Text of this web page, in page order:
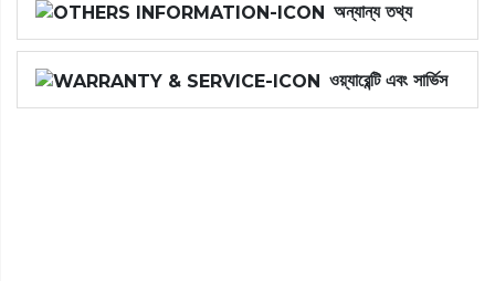
অন্যান্য তথ্য
ওয়্যারেন্টি এবং সার্ভিস